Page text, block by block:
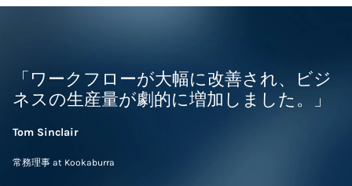
「ワークフローが大幅に改善され、ビジ
ネスの生産量が劇的に増加しました。」
Tom Sinclair
常務理事 at Kookaburra